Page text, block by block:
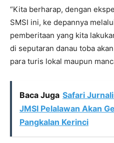
“Kita berharap, dengan
SMSI ini, ke depannya
pemberitaan yang kita
di seputaran danau toba
para turis lokal maupun
Baca Juga Safari
JMSI Pelalawan Akan
Pangkalan Kerinci